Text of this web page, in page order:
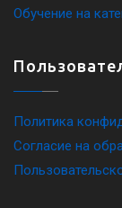
Обучение на
Политика
Согласие на